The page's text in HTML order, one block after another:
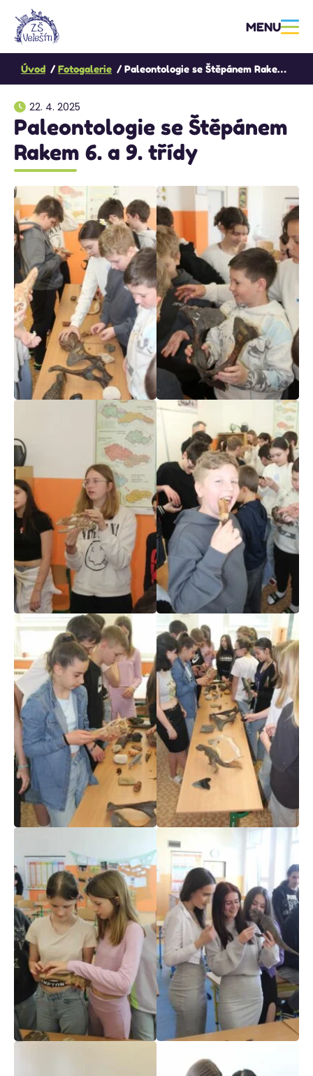
MENU
Úvod Fotogalerie Paleontologie se Štěpánem Rakem 6. a 9. třídy
22. 4. 2025
Paleontologie se Štěpánem
Rakem 6. a 9. třídy